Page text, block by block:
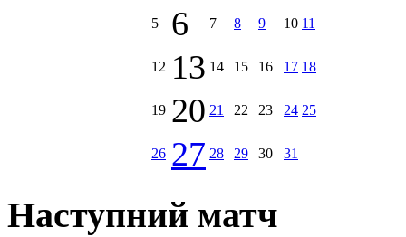
5 6 7 8 9 10 11
12 13 14 15 16 17 18
19 20 21 22 23 24 25
26 27 28 29 30 31
Наступний матч